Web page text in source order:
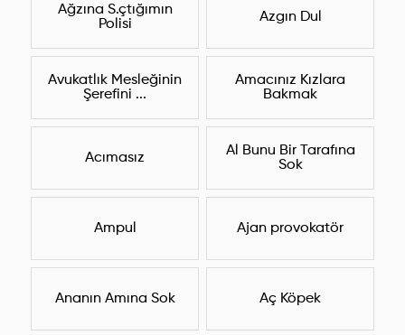
Ağzına S.çtığımın
Polisi
Azgın Dul
Avukatlık Mesleğinin
Şerefini ...
Amacınız Kızlara
Bakmak
Acımasız
Al Bunu Bir Tarafına
Sok
Ampul Ajan provokatör
Ananın Amına Sok Aç Köpek